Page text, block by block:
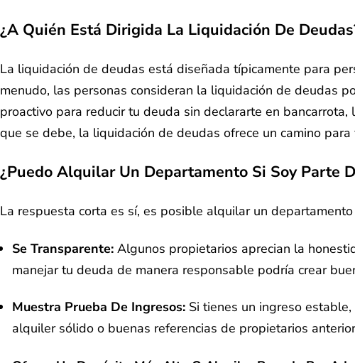
¿A Quién Está Dirigida La Liquidación De
La liquidación de deudas está diseñada típicamente para
menudo, las personas consideran la liquidación de deudas
proactivo para reducir tu deuda sin declararte en
que se debe, la liquidación de deudas ofrece un camino
¿Puedo Alquilar Un Departamento Si Soy Parte
La respuesta corta es sí, es posible alquilar un
Se Transparente: Algunos propietarios aprecian la
manejar tu deuda de manera responsable podría crear
Muestra Prueba De Ingresos: Si tienes un ingreso
alquiler sólido o buenas referencias de propietarios